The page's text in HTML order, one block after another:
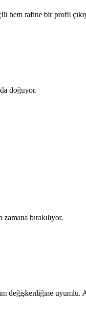
hem rafine bir profil
doğuyor.
bırakılıyor.
değişkenliğine uyumlu.